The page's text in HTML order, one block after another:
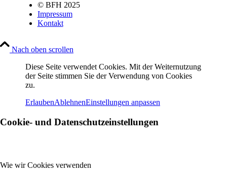
© BFH 2025
Impressum
Kontakt
Nach oben scrollen
Diese Seite verwendet Cookies. Mit der Weiternutzung
der Seite stimmen Sie der Verwendung von Cookies
zu.
ErlaubenAblehnenEinstellungen anpassen
Cookie- und Datenschutzeinstellungen
Wie wir Cookies verwenden